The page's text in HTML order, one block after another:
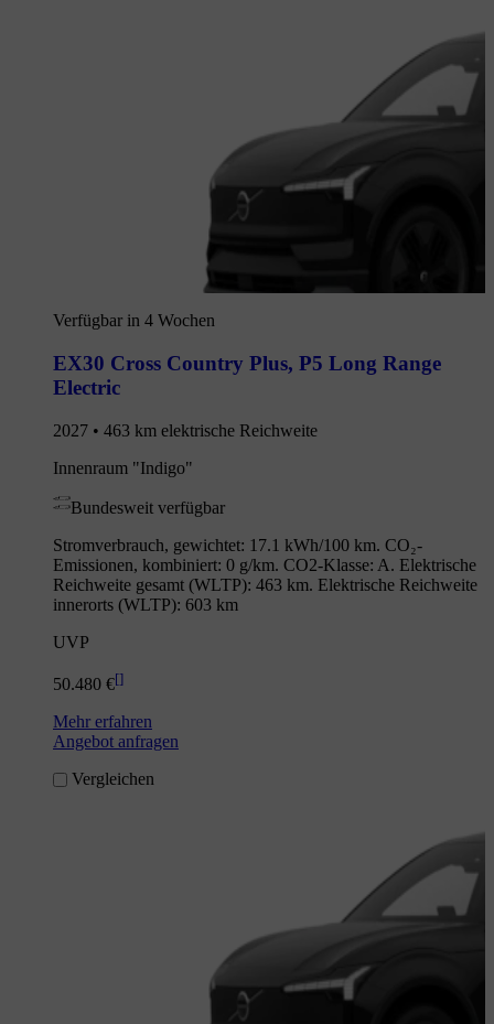
Verfügbar in 4 Wochen
EX30 Cross Country Plus, P5 Long Range
Electric
2027 • 463 km elektrische Reichweite
Innenraum "Indigo"
Bundesweit verfügbar
Stromverbrauch, gewichtet: 17.1 kWh/100 km. CO₂-
Emissionen, kombiniert: 0 g/km. CO2-Klasse: A. Elektrische
Reichweite gesamt (WLTP): 463 km. Elektrische Reichweite
innerorts (WLTP): 603 km
UVP
50.480 €[]
Mehr erfahren
Angebot anfragen
Vergleichen